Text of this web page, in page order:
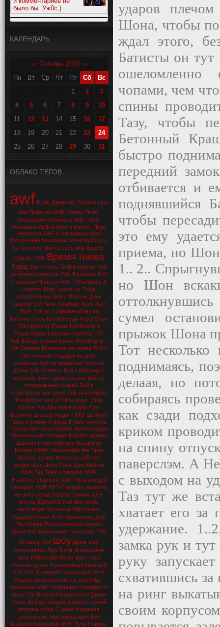
было бы. Уж0с.)
КАЛЕНДАРЬ
« Октябрь 2010 »
Пн
Вт Ср Чт Пт Сб
Вс
1
2
3
4
5 6 7 8 9
10
11
12 13 14 15 16
17
18
19 20 21 22 23
24
25
26 27 28 29 30 31
ОБЛАКО ТЕГОВ
awf Крис Джерико Первое шоу
awf Правила AWF Зиглер Пояс
Локального Чемпиона AWF Пояс
Чемпиона AWF в боях в клетке.
Пояс
Чемпиона AWF в командных боях
Воскресные похороны Кельтский гость
на Хеллуин Пир на весь мир Бросок
Судьбы ХБК Время гнева
Кард Баттл-Роял Бой в клетке Бой
до первого гарпуна Бой Я выхожу Бой
с гробами Новости AWF Champions &
Loosers Main Looser vs Triple
champions tea Бой с Флагом Джек
Сваггер СМ Панк Голдберг Курт Энгл
Эйдж Бой до 3 удержаний игрок
Вильям Регал Кен Кеннеди Royal Show
The Lightning Thread Гробовщик
Рэнди Ортон Last men standing ТЛС
бой Бой до первой крови Wrestling on-
line Сваггер Кельтская расправа Бой с
Лестницами Подарок на день
рожденья Бой по правилам Уличной
драки Бой болевых Бой с кейсами с
оружием Бой с дровосеками Бой со
специальным судьей Бой в
спортивном магазине Бой за контракт
The Anniversary of Time anger Стив
Остин Рок Дрю МакИнтайр Пол
Берчилл Джефф Харди ППВ Шеймус
Царь в клетке Е-феда E-feds новости
Турнир Британцы против Американцев
Чемпионский контракт Бой без правил
Джимми Нобл инферно Владимир
Козлов World Heavyweight title Брок
Леснар Клетка Искусств рейтинг
google docs Джон Сина Шон Майклз
AWF Tag Team champion AWF
HardCore champion AWF Heavyweight
champion AWF ART-Champion правила
ни шагу назад Капрал Тримбл Ад в
клетке Батиста Рей Мистерио
настоящие британцы РМ-Альянс
Хардкор Холли Кейн Хранилище душ
Пол Бирер Похороненный заживо
Дрим-бой Фирменные типы боев The
Amazing Red шоу Дрим-шоу
голосование АртЗона Домашнее
шоу Искусство боли Брет Харт
Уличная драка Невероятный Красный
718 619 До первого финишера Мэтт
Морган претендент #1 на титул Арт-
Чемпиона AWF Undisputed champion of
show Tim Братья Разрушители Дикая
Кровь Бой до нокаута Самый стойкий
авторам prime С днем рождения!
увольнения Миз Биография Кен
Шамрок биографии PPV Путь Наверх
ударов
Шона, чтобы
ждал этого,
Батисты он
ошеломленно
чопами, чем
спины
Тазу, чтобы
Бетонный
быстро
передний
отбивается и
поднявшийся
чтобы
это ему
приема, но Шон
1.. 2..
но Шон
сумел
прыжок Шона
Тот
поднимаясь,
делаая, но
собираясь
как сзади
криком
на спину
паверслэм. А
с выходом на
Таз тут же
хватает его
удержание.
замка рук и
руку
схватившись
на ринг
своим